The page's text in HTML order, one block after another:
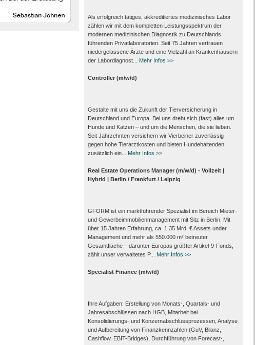
Als erfolgreich tätiges, akkreditiertes medizinisches Labor
zählen wir mit dem kompletten Leistungs­spektrum der
modernen medizinischen Diagnostik zu Deutschlands
führenden Privat­laboratorien. Seit 75 Jahren vertrauen
nieder­gelassene Ärzte und eine Vielzahl an Kranken­häusern
der Labor­diagnost...
Mehr Infos >>
Controller (m/w/d)
Gestalte mit uns die Zukunft der Tierversicherung in
Deutschland und Europa. Bei uns dreht sich (fast) alles um
Hunde und Katzen – und um die Menschen, die sie lieben.
Seit Jahrzehnten versichern wir Vierbeiner zuverlässig
gegen hohe Tierarztkosten und bieten Hundehaltenden
zusätzlich ein...
Mehr Infos >>
Real Estate Operations Manager (m/w/d) - Vollzeit |
Hybrid | Berlin / Frankfurt / Leipzig
GFORM ist ein marktführender Spezialist im Bereich Mieter-
und Gewerbeimmobilienmanagement mit Sitz in Berlin. Mit
über 15 Jahren Erfahrung, ca. 1,35 Mrd. € Assets under
Management und mehr als 550.000 m² betreuter
Gesamtfläche – darunter Europas größter Artikel-9-Fonds,
zählt unser verwaltetes P...
Mehr Infos >>
Specialist Finance (m/w/d)
Ihre Aufgaben: Erstellung von Monats‑, Quartals‑ und
Jahresabschlüssen nach HGB, Mitarbeit bei
Konsolidierungs‑ und Konzernabschlussprozessen, Analyse
und Aufbereitung von Finanzkennzahlen (GuV, Bilanz,
Cashflow, EBIT-Bridges), Durchführung von Forecast‑,